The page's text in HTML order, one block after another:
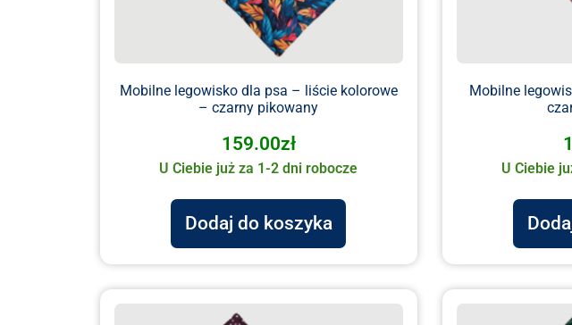
Mobilne legowisko dla psa – liście kolorowe
– czarny pikowany
159.00zł
U Ciebie już za 1-2 dni robocze
Dodaj do koszyka
Mobilne
U Ciebie